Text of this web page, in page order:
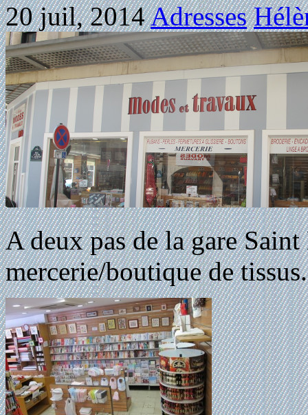
20 juil, 2014Adresses
A deux pas de la gare
mercerie/boutique de tissus.